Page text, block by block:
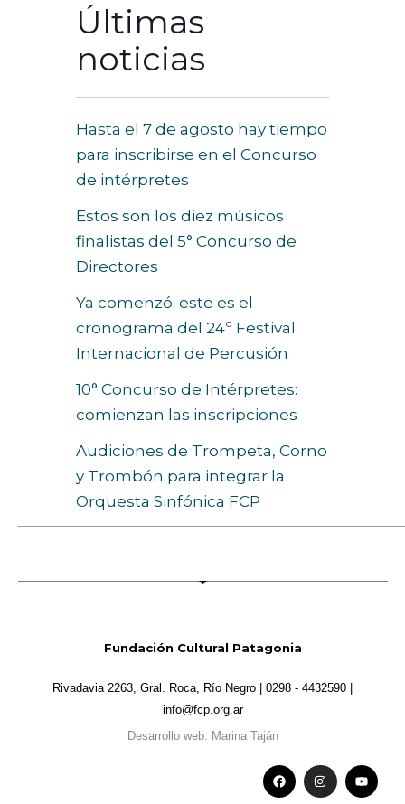
Últimas
noticias
Hasta el 7 de agosto hay tiempo
para inscribirse en el Concurso
de intérpretes
Estos son los diez músicos
finalistas del 5° Concurso de
Directores
Ya comenzó: este es el
cronograma del 24º Festival
Internacional de Percusión
10° Concurso de Intérpretes:
comienzan las inscripciones
Audiciones de Trompeta, Corno
y Trombón para integrar la
Orquesta Sinfónica FCP
Fundación Cultural Patagonia
Rivadavia 2263, Gral. Roca, Río Negro | 0298 - 4432590 |
info@fcp.org.ar
Desarrollo web: Marina Taján
F
a
c
I
n
s
Y
o
u